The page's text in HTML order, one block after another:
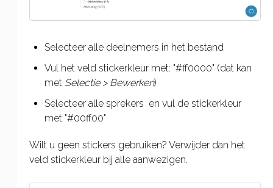
Selecteer alle deelnemers in het bestand
Vul het veld stickerkleur met: "#ff0000" (dat kan
met Selectie > Bewerken)
Selecteer alle sprekers en vul de stickerkleur
met "#00ff00"
Wilt u geen stickers gebruiken? Verwijder dan het
veld stickerkleur bij alle aanwezigen.